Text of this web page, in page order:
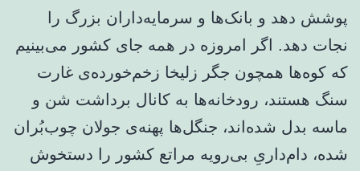
پوشش دهد و بانک‌ها و سرمایه‌داران بزرگ را
نجات دهد. اگر امروزه در همه جای کشور می‌بینیم
که کوه‌ها همچون جگر زلیخا زخم‌خورده‌ی غارت
سنگ هستند، رودخانه‌ها به کانال برداشت شن و
ماسه بدل شده‌اند، جنگل‌ها پهنه‌ی جولان چوب‌بُران
شده، دام‌داریِ بی‌رویه مراتع کشور را دستخوش